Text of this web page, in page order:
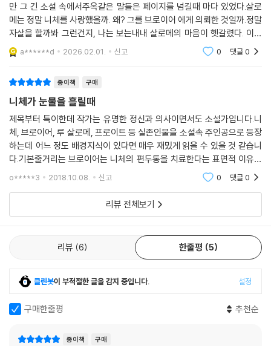
만 그 긴 소설 속에서주옥같은 말들은 페이지를 넘길때 마다 있었다.살로
메는 정말 니체를 사랑했을까. 왜? 그를 브로이어 에게 의뢰한 것일까.정말
자살을 할까봐 그런건지, 나는 보는내내 살로메의 마음이 헷갈렸다. 이미
그를 배신하고, 돌아선,,, 그녀인데.왜,, 굳이 니체를 걱정했던 것일까. 당연
니체의 여동생
a******d 2026.02.01. 신고 0 댓글0
종이책 구매
니체가 눈물을 흘릴때
제목부터 특이한데 작가는 유명한 정신과 의사이면서도 소설가입니다.니
체, 브로이어, 루 살로메, 프로이트 등 실존인물을 소설속 주인공으로 등장
하는데 어느 정도 배경지식이 있다면 매우 재밌게 읽을 수 있을 것 같습니
다.기본줄거리는 브로이어는 니체의 편두통을 치료한다는 표면적 이유로
니체에게 대화 치료를 제안하는데 실제 목적은 니체의 우울증, 자살충동을
o*****3 2018.10.08. 신고 0 댓글0
리뷰 전체보기
리뷰 6 한줄평 5
클린봇이 부적절한 글을 감지 중입니다. 설정
구매한줄평 추천순
종이책 구매